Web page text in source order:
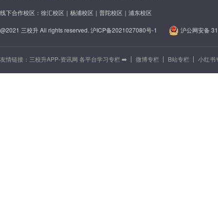
线下合作校区：徐汇校区｜杨浦校区｜普陀校区｜浦东校区
@2021 三校升 All rights reserved. 沪ICP备2021027080号-1 沪公网安备
友情链接： 三校升APP-资讯网 各平台学习专栏 ➡️ 微博专栏 B站专栏 小红书